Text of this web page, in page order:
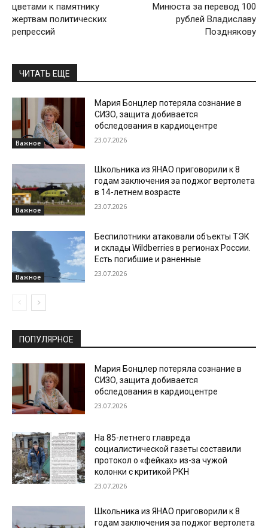
цветами к памятнику
жертвам политических
репрессий
Минюста за перевод 100
рублей Владиславу
Позднякову
ЧИТАТЬ ЕЩЕ
Важное
Мария Бонцлер потеряла сознание в
СИЗО, защита добивается
обследования в кардиоцентре
23.07.2026
Важное
Школьника из ЯНАО приговорили к 8
годам заключения за поджог вертолета
в 14-летнем возрасте
23.07.2026
Важное
Беспилотники атаковали объекты ТЭК
и склады Wildberries в регионах России.
Есть погибшие и раненные
23.07.2026
ПОПУЛЯРНОЕ
Мария Бонцлер потеряла сознание в
СИЗО, защита добивается
обследования в кардиоцентре
23.07.2026
На 85-летнего главреда
социалистической газеты составили
протокол о «фейках» из-за чужой
колонки с критикой РКН
23.07.2026
Школьника из ЯНАО приговорили к 8
годам заключения за поджог вертолета